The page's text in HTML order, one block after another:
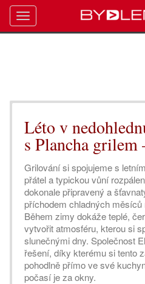
Léto v
s Plancha
Grilování si spojujeme s
přátel a typickou vůní
dokonale připravený a
příchodem chladných
Během zimy dokáže teplé,
vytvořit atmosféru, kterou si
slunečnými dny. Společnost
řešení, díky kterému si tento
pohodlně přímo ve své
počasí je za okny.
Toggle
navigation